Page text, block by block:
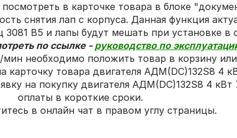
в карточке товара в блоке
снятия лап с корпуса. Данная функция
В5 и лапы будут мешать при установке в
по ссылке - руководство по
необходимо положить товар в корзину
карточку товара двигателя АДМ(DC)132S8 4
на покупку двигателя АДМ(DC)132S8 4
оплаты в короткие сроки.
в онлайн чат в правом углу страницы.